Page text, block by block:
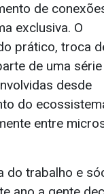
de
exclusiva. O
prático, troca
de uma série
desde
do
entre
do trabalho e